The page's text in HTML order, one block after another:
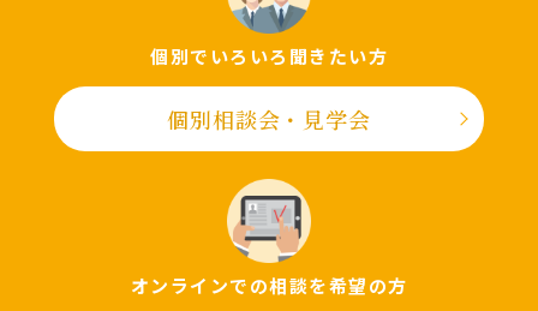
個別でいろいろ聞きたい⽅
個別相談会・⾒学会
オンラインでの相談を希望の⽅